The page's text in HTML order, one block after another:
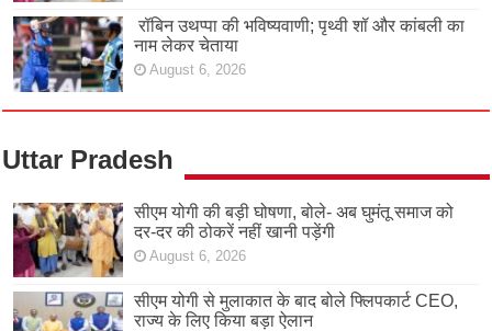
रॉबिन उथप्पा की भविष्यवाणी; पृथ्वी शॉ और कांबली का
नाम लेकर चेताया
August 6, 2026
Uttar Pradesh
सीएम योगी की बड़ी घोषणा, बोले- अब घुमंतू समाज को
दर-दर की ठोकरें नहीं खानी पड़ेंगी
August 6, 2026
सीएम योगी से मुलाकात के बाद बोले फ्लिपकार्ट CEO,
राज्य के लिए किया बड़ा ऐलान